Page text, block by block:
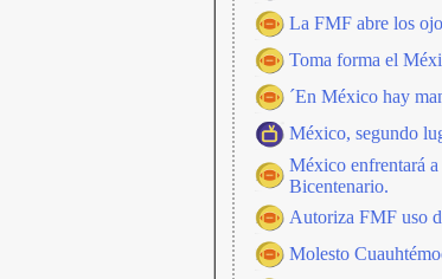
La FMF abre los
Toma forma el
´En México hay
México, segundo
México enfrentará a
Bicentenario.
Autoriza FMF uso
Molesto